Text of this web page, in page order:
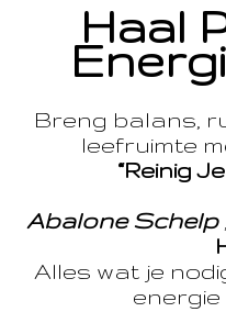
Haal
Breng balans,
leefruimte
“Reinig
Abalone Schelp,
Alles wat je
energie